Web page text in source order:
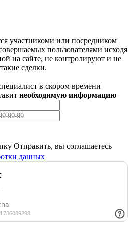
участникоми или посредником
пользователями исходя
на сайте, не контролируют и не
сделки.
в скором времени
необходимую информацию
Отправить, вы соглашаетесь
данных